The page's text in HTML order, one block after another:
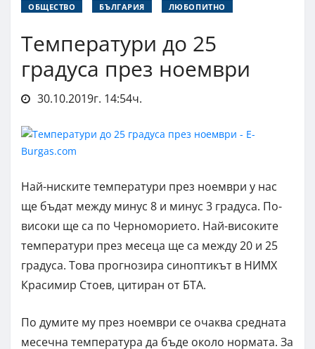
ОБЩЕСТВО БЪЛГАРИЯ ЛЮБОПИТНО
Температури до 25
градуса през ноември
30.10.2019г. 14:54ч.
Най-ниските температури през ноември у нас
ще бъдат между минус 8 и минус 3 градуса. По-
високи ще са по Черноморието. Най-високите
температури през месеца ще са между 20 и 25
градуса. Това прогнозира синоптикът в НИМХ
Красимир Стоев, цитиран от БТА.
По думите му през ноември се очаква средната
месечна температура да бъде около нормата. За